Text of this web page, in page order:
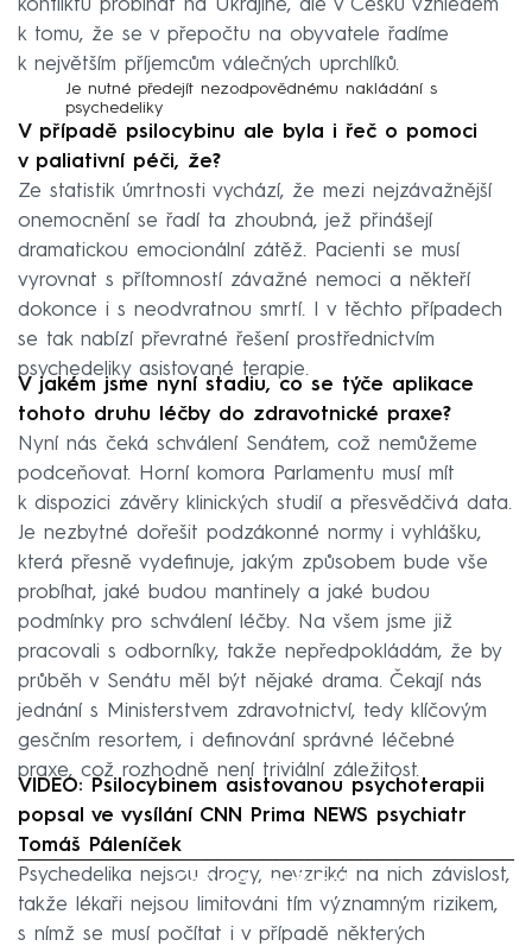
konfliktu probíhat na Ukrajině, ale v Česku vzhledem
k tomu, že se v přepočtu na obyvatele řadíme
k největším příjemcům válečných uprchlíků.
Je nutné předejít nezodpovědnému nakládání s
psychedeliky
V případě psilocybinu ale byla i řeč o pomoci
v paliativní péči, že?
Ze statistik úmrtnosti vychází, že mezi nejzávažnější
onemocnění se řadí ta zhoubná, jež přinášejí
dramatickou emocionální zátěž. Pacienti se musí
vyrovnat s přítomností závažné nemoci a někteří
dokonce i s neodvratnou smrtí. I v těchto případech
se tak nabízí převratné řešení prostřednictvím
psychedeliky asistované terapie.
V jakém jsme nyní stadiu, co se týče aplikace
tohoto druhu léčby do zdravotnické praxe?
Nyní nás čeká schválení Senátem, což nemůžeme
podceňovat. Horní komora Parlamentu musí mít
k dispozici závěry klinických studií a přesvědčivá data.
Je nezbytné dořešit podzákonné normy i vyhlášku,
která přesně vydefinuje, jakým způsobem bude vše
probíhat, jaké budou mantinely a jaké budou
podmínky pro schválení léčby. Na všem jsme již
pracovali s odborníky, takže nepředpokládám, že by
průběh v Senátu měl být nějaké drama. Čekají nás
jednání s Ministerstvem zdravotnictví, tedy klíčovým
gesčním resortem, i definování správné léčebné
praxe, což rozhodně není triviální záležitost.
VIDEO: Psilocybinem asistovanou psychoterapii
popsal ve vysílání CNN Prima NEWS psychiatr
Tomáš Páleníček
Failed to fetch
Psychedelika nejsou drogy, nevzniká na nich závislost,
takže lékaři nejsou limitováni tím významným rizikem,
s nímž se musí počítat i v případě některých